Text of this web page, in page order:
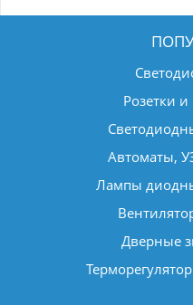
Розетки
Автоматы,
Лампы
Дверные